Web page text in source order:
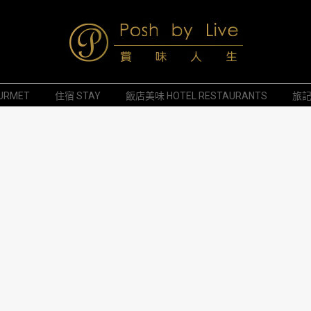
Posh
住宿 STAY 飯店美味 HOTEL RESTAURANTS 旅記